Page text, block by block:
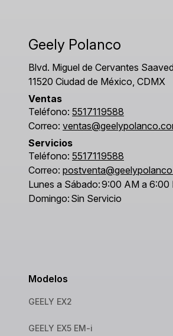
Geely Polanco
Blvd. Miguel de Cervantes
11520 Ciudad de México, CDMX
Ventas
Teléfono: 5517119588
Correo:
Servicios
Teléfono: 5517119588
Correo:
Lunes a Sábado:9:00 AM a 6:00
Domingo: Sin Servicio
Modelos
GEELY EX2
GEELY EX5 EM-i